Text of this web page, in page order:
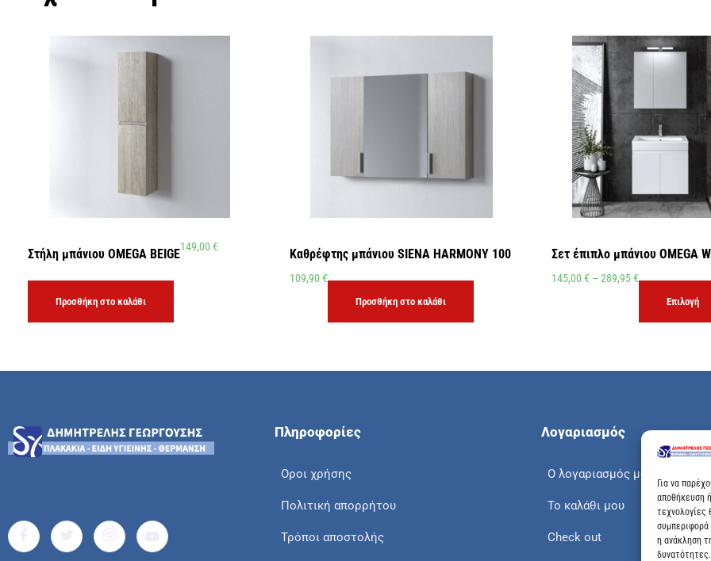
Για να
αποθήκευση
συμπεριφορά
η ανάκληση
δυνατότητες.
Στήλη μπάνιου OMEGA BEIGE149,00 €
Προσθήκη στο καλάθι
Καθρέφτης μπάνιου SIENA HARMONY 100
109,90 €
Προσθήκη στο καλάθι
Σετ έπιπλο μπάνιου OMEGA
145,00 € – 289,95€
Επιλογή
Πληροφορίες
Οροι χρήσης
Πολιτική απορρήτου
Τρόποι αποστολής
Λογαριασμός
Ο λογαριασμός μου
Το καλάθι μου
Check out